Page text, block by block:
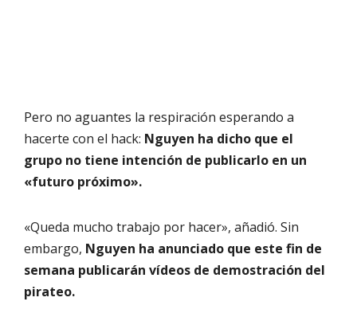
Pero no aguantes la respiración esperando a
hacerte con el hack: Nguyen ha dicho que el
grupo no tiene intención de publicarlo en un
«futuro próximo».
«Queda mucho trabajo por hacer», añadió. Sin
embargo, Nguyen ha anunciado que este fin de
semana publicarán vídeos de demostración del
pirateo.